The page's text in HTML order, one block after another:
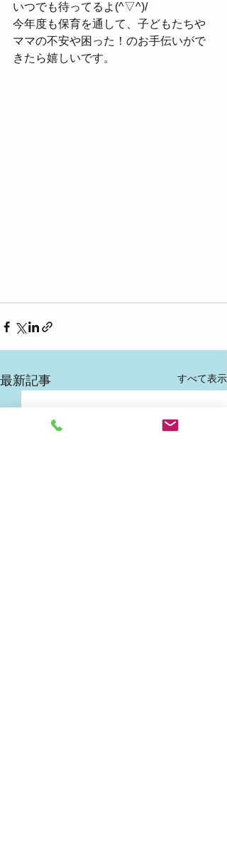
いつでも待ってるよ(^▽^)/
今年度も保育を通して、子どもたちや
ママの不安や困った！のお手伝いがで
きたら嬉しいです。
最新記事 すべて表示